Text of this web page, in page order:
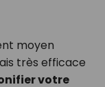
moyen
très efficace
votre